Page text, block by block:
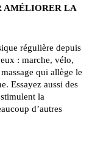
AMÉLIORER LA
régulière depuis
: marche, vélo,
qui allège le
Essayez aussi des
la
d’autres